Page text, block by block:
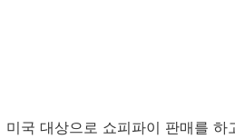
미국 대상으로 쇼피파이 판매를